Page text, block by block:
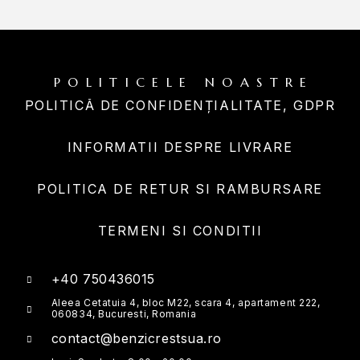
POLITICELE NOASTRE
POLITICĂ DE CONFIDENȚIALITATE, GDPR
INFORMATII DESPRE LIVRARE
POLITICA DE RETUR SI RAMBURSARE
TERMENI SI CONDITII
+40 750436015
Aleea Cetatuia 4, bloc M22, scara 4, apartament 222,
060834, Bucuresti, Romania
contact@benzicrestsua.ro